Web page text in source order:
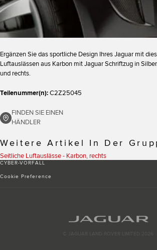
Ergänzen Sie das sportliche Design Ihres Jaguar mit
Luftauslässen aus Karbon mit Jaguar Schriftzug in
und rechts.
Teilenummer(n):C2Z25045
FINDEN SIE EINEN
HÄNDLER
Weitere Artikel In Der
Seitliche Luftauslässe - Karbon, rechts
CYBER-VORFALL
Cookie Preference
© JAGUAR LAND ROVER LIMITED 2026